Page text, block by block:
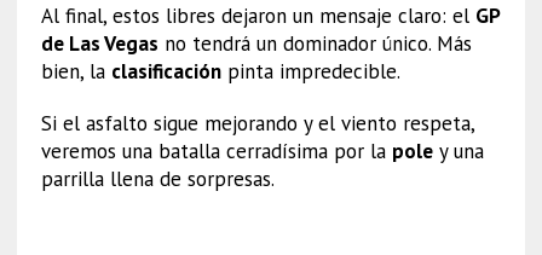
Al final, estos libres dejaron un mensaje claro: el GP
de Las Vegas no tendrá un dominador único. Más
bien, la clasificaciónpinta impredecible.
Si el asfalto sigue mejorando y el viento respeta,
veremos una batalla cerradísima por la poley una
parrilla llena de sorpresas.